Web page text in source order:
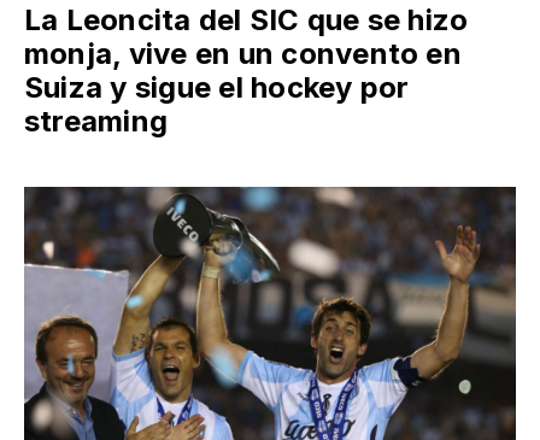
La Leoncita del SIC que se hizo
monja, vive en un convento en
Suiza y sigue el hockey por
streaming